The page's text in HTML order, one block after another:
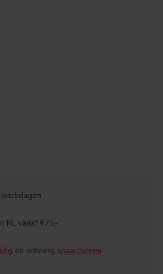
werkdagen
NL vanaf €75,-
en ontvang spaarpunten